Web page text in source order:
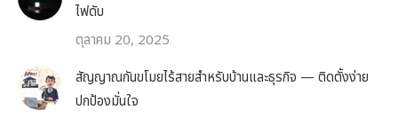
ไฟดับ
ตุลาคม 20, 2025
สัญญาณกันขโมยไร้สายสำหรับบ้านและธุรกิจ — ติดตั้งง่าย
ปกป้องมั่นใจ